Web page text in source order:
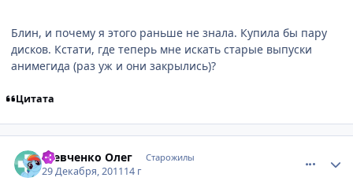
Блин, и почему я этого раньше не знала. Купила бы пару
дисков. Кстати, где теперь мне искать старые выпуски
анимегида (раз уж и они закрылись)?
Цитата
Шевченко Олег Старожилы
29 Декабря, 201114 г